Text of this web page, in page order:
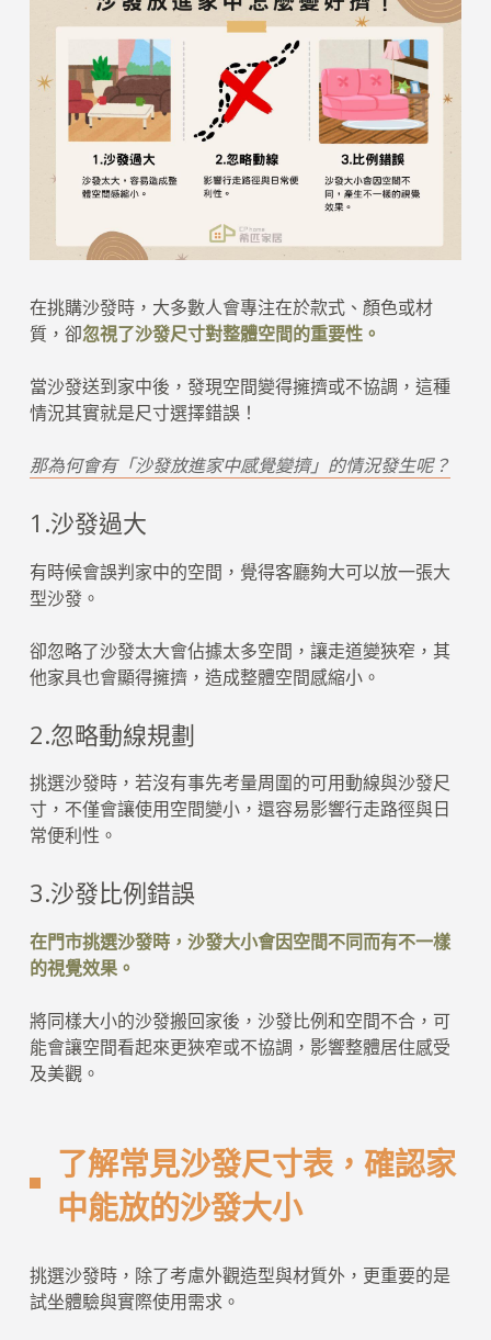
在挑購沙發時，大多數人會專注在於款式、顏色或材
質，卻忽視了沙發尺寸對整體空間的重要性。
當沙發送到家中後，發現空間變得擁擠或不協調，這種
情況其實就是尺寸選擇錯誤！
那為何會有「沙發放進家中感覺變擠」的情況發生呢？
1.沙發過大
有時候會誤判家中的空間，覺得客廳夠大可以放一張大
型沙發。
卻忽略了沙發太大會佔據太多空間，讓走道變狹窄，其
他家具也會顯得擁擠，造成整體空間感縮小。
2.忽略動線規劃
挑選沙發時，若沒有事先考量周圍的可用動線與沙發尺
寸，不僅會讓使用空間變小，還容易影響行走路徑與日
常便利性。
3.沙發比例錯誤
在門市挑選沙發時，沙發大小會因空間不同而有不一樣
的視覺效果。
將同樣大小的沙發搬回家後，沙發比例和空間不合，可
能會讓空間看起來更狹窄或不協調，影響整體居住感受
及美觀。
了解常見沙發尺寸表，確認家
中能放的沙發大小
挑選沙發時，除了考慮外觀造型與材質外，更重要的是
試坐體驗與實際使用需求。